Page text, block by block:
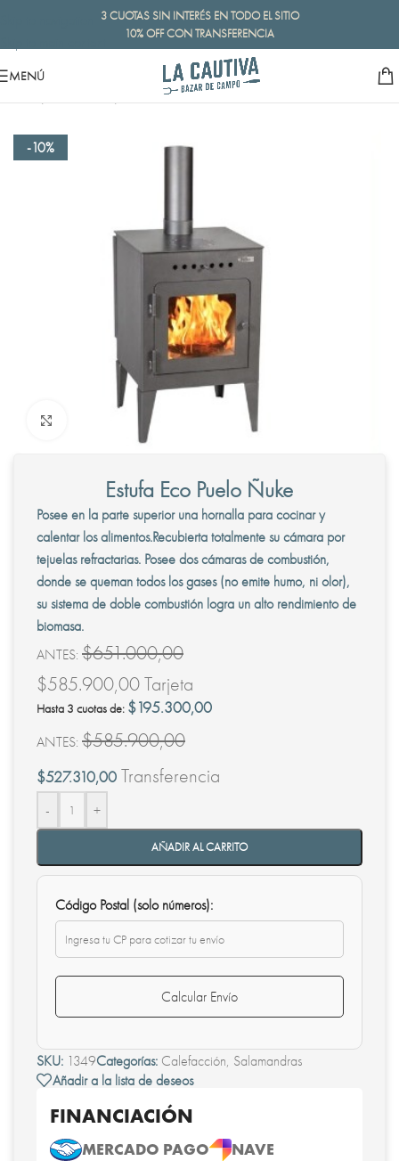
3 CUOTAS SIN INTERÉS EN TODO EL SITIO
10% OFF CON TRANSFERENCIA
MENÚ
Salamandras
-10%
Estufa Eco Puelo Ñuke
Posee en la parte superior una hornalla para cocinar y
calentar los alimentos.Recubierta totalmente su cámara por
tejuelas refractarias. Posee dos cámaras de combustión,
donde se queman todos los gases (no emite humo, ni olor),
su sistema de doble combustión logra un alto rendimiento de
biomasa.
ANTES: $651.000,00
$585.900,00Tarjeta
Hasta 3 cuotas de: $195.300,00
ANTES: $585.900,00
$527.310,00 Transferencia
- +
AÑADIR AL CARRITO
Código Postal (solo números):
Calcular Envío
SKU: 1349Categorías: Calefacción, Salamandras
Añadir a la lista de deseos
FINANCIACIÓN
MERCADO PAGO NAVE